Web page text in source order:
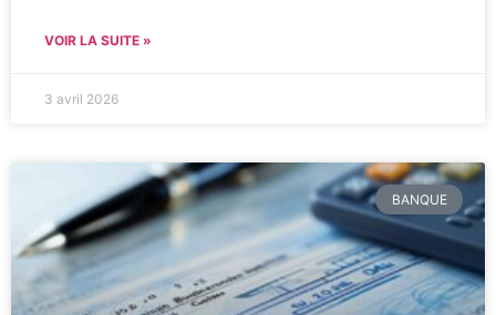
VOIR LA SUITE »
3 avril 2026
BANQUE